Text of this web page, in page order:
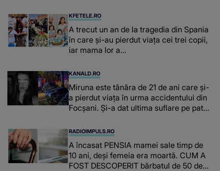
KFETELE.RO
A trecut un an de la tragedia din Spania
în care și-au pierdut viața cei trei copii,
iar mama lor a…
KANALD.RO
Miruna este tânăra de 21 de ani care și-
a pierdut viața în urma accidentului din
Focșani. Și-a dat ultima suflare pe patul
RADIOIMPULS.RO
A încasat PENSIA mamei sale timp de
10 ani, deși femeia era moartă. CUM A
FOST DESCOPERIT bărbatul de 50 de